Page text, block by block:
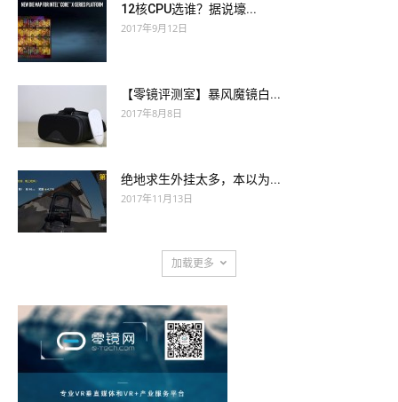
12核CPU选谁？据说壕...
2017年9月12日
【零镜评测室】暴风魔镜白...
2017年8月8日
绝地求生外挂太多，本以为...
2017年11月13日
加载更多